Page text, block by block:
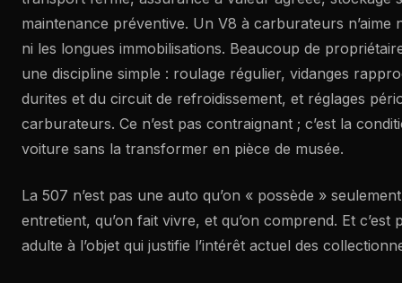
maintenance préventive. Un V8 à carburateurs n’aime
ni les longues immobilisations. Beaucoup de
une discipline simple : roulage régulier, vidanges
durites et du circuit de refroidissement, et réglages
carburateurs. Ce n’est pas contraignant ; c’est la
voiture sans la transformer en pièce de musée.
La 507 n’est pas une auto qu’on « possède »
entretient, qu’on fait vivre, et qu’on comprend. Et
adulte à l’objet qui justifie l’intérêt actuel des